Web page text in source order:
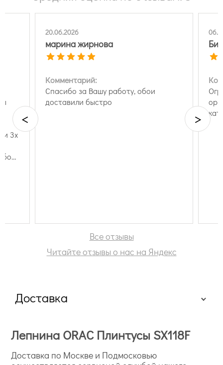
3х
20.06.2026
марина жирнова
Комментарий:
Спасибо за Вашу работу, обои
доставили быстро
< >
Все отзывы
Читайте отзывы о нас на Яндекс
Доставка
Лепнина ORAC Плинтусы SX118F
Доставка по Москве и Подмосковью